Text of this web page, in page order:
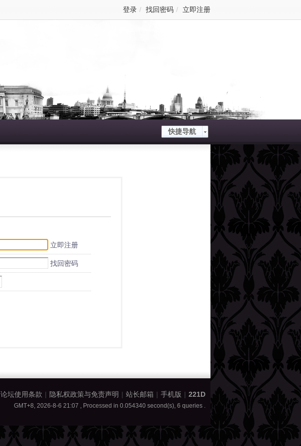
登录 / 找回密码 / 立即注册
快捷导航
立即注册
找回密码
论坛使用条款 | 隐私权政策与免责声明 | 站长邮箱 | 手机版 | 221D
GMT+8, 2026-8-6 21:07 , Processed in 0.054340 second(s), 6 queries .